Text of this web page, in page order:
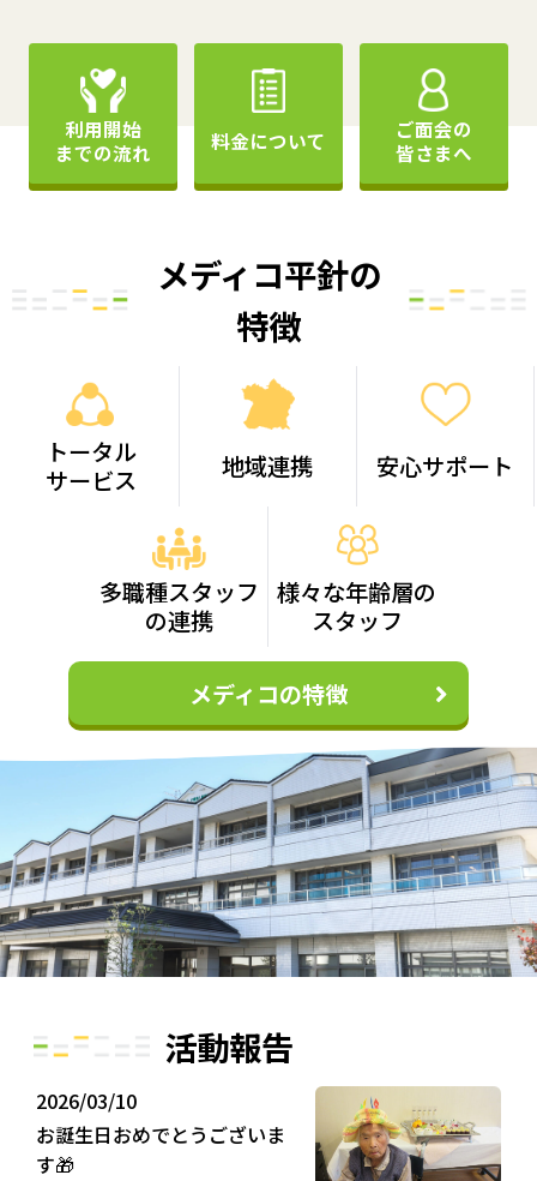
利用開始
までの流れ
料金について
ご面会の
皆さまへ
メディコ平針の
特徴
トータル
サービス
地域連携 安心サポート
多職種スタッフ
の連携
様々な年齢層の
スタッフ
メディコの特徴
活動報告
2026/03/10
お誕生日おめでとうございま
す🎁